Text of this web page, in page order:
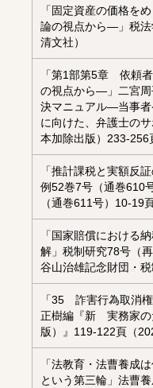
「固定資産の価格を
論の視点から―」税法
清文社）
「第1部第5章 依頼
の視点から―」二宮
決マニュアル―当事者
に向けた、弁護士の
本加除出版）233-256
「推計課税と実額反
例52巻7号（通巻610
（通巻611号）10-19
「国家賠償における
解」税制研究78号（
谷山治雄記念財団・税
「35 詐害行為取消
正樹編『新 実務家
版）』119-122頁（
「法教育・法曹養成
という第三輪」法曹